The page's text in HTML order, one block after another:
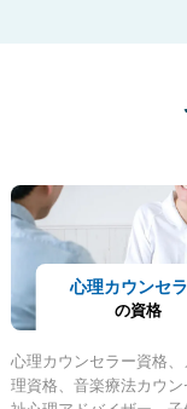
心理カウンセ
の資格
心理カウンセラー資格
理資格、音楽療法カウ